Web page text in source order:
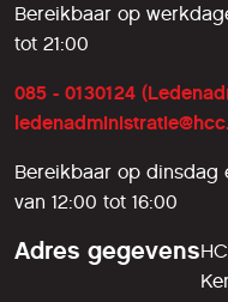
Bereikbaar op
tot 21:00
085 - 0130124
Bereikbaar op dinsdag
van 12:00 tot 16:00
Adres gegevens